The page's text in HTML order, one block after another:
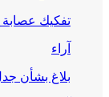
تفكيك عصابة
آراء
بلاغ بشأن